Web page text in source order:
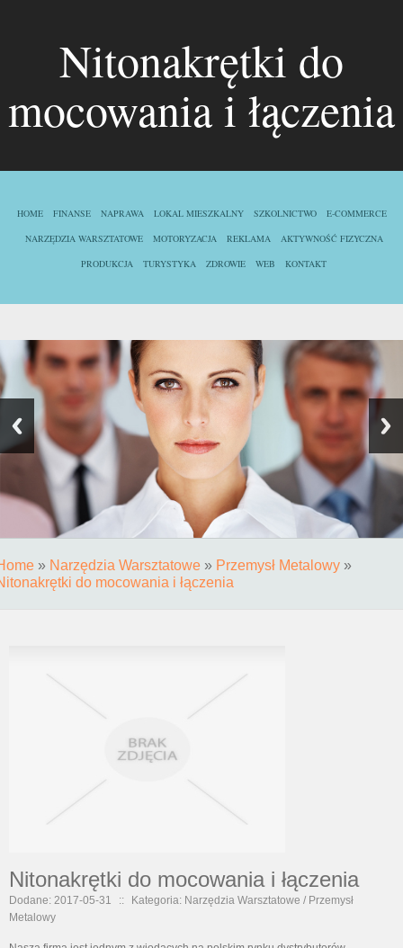
Nitonakrętki do
mocowania i łączenia
HOME FINANSE NAPRAWA LOKAL MIESZKALNY SZKOLNICTWO
E-COMMERCE
NARZĘDZIA WARSZTATOWE
MOTORYZACJA REKLAMA
AKTYWNOŚĆ FIZYCZNA
PRODUKCJA
TURYSTYKA ZDROWIE WEB KONTAKT
» Narzędzia Warsztatowe » Przemysł Metalowy »
do mocowania i łączenia
Nitonakrętki do mocowania i łączenia
Dodane: 2017-05-31 ::
Kategoria: Narzędzia Warsztatowe / Przemysł
Metalowy